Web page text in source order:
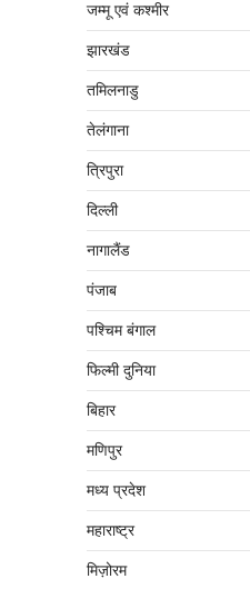
जम्‍मू एवं कश्‍मीर
झारखंड
तमिलनाडु
तेलंगाना
त्रिपुरा
दिल्‍ली
नागालैंड
पंजाब
पश्चिम बंगाल
फिल्मी दुनिया
बिहार
मणिपुर
मध्‍य प्रदेश
महाराष्‍ट्र
मिज़ोरम